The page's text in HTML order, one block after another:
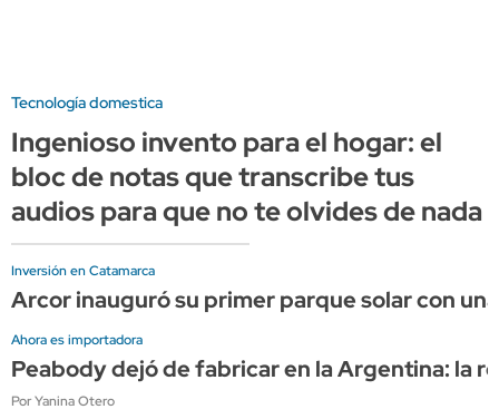
Tecnología domestica
Ingenioso invento para el hogar: el
bloc de notas que transcribe tus
audios para que no te olvides de nada
Inversión en Catamarca
Arcor inauguró su primer parque solar con
Ahora es importadora
Peabody dejó de fabricar en la Argentina: la
Por Yanina Otero